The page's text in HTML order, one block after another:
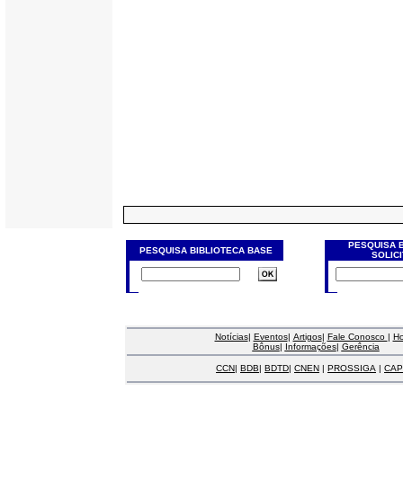
PESQUISA BIBLIOTECA BASE
PESQUISA
Notícias| Eventos| Artigos| Fale Conosco |
Bônus| Informações| Gerência
CCN| BDB| BDTD| CNEN | PROSSIGA |